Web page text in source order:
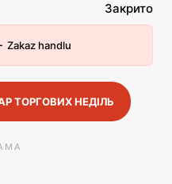
Закрито
Zakaz handlu
ТОРГОВИХ НЕДІЛЬ